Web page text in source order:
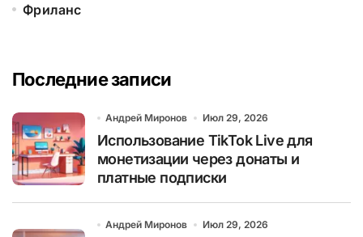
Фриланс
Последние записи
Андрей Миронов Июл 29, 2026
Использование TikTok Live для
монетизации через донаты и
платные подписки
Андрей Миронов Июл 29, 2026